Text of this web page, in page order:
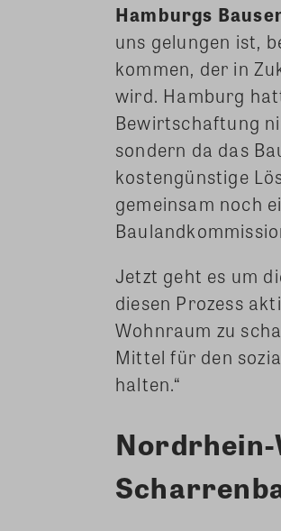
Hamburgs
uns gelungen ist,
kommen, der in
wird. Hamburg
Bewirtschaftung
sondern da das
kostengünstige
gemeinsam noch
Jetzt geht es um
diesen Prozess
Wohnraum zu
Mittel für den
halten.“